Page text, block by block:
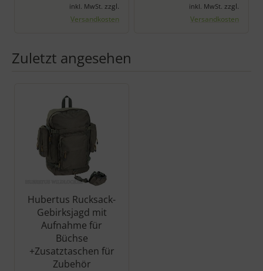
inkl. MwSt. zzgl.
Versandkosten
inkl. MwSt. zzgl.
Versandkosten
Zuletzt angesehen
Hubertus Rucksack-
Gebirksjagd mit
Aufnahme für
Büchse
+Zusatztaschen für
Zubehör